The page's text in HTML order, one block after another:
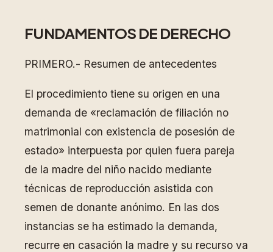
FUNDAMENTOS DE DERECHO
PRIMERO.- Resumen de antecedentes
El procedimiento tiene su origen en una
demanda de «reclamación de filiación no
matrimonial con existencia de posesión de
estado» interpuesta por quien fuera pareja
de la madre del niño nacido mediante
técnicas de reproducción asistida con
semen de donante anónimo. En las dos
instancias se ha estimado la demanda,
recurre en casación la madre y su recurso va